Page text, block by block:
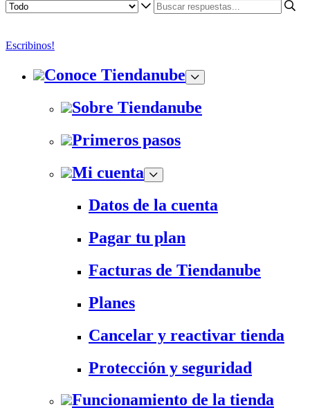
Escribinos!
Conoce Tiendanube
Sobre Tiendanube
Primeros pasos
Mi cuenta
Datos de la cuenta
Pagar tu plan
Facturas de Tiendanube
Planes
Cancelar y reactivar tienda
Protección y seguridad
Funcionamiento de la tienda